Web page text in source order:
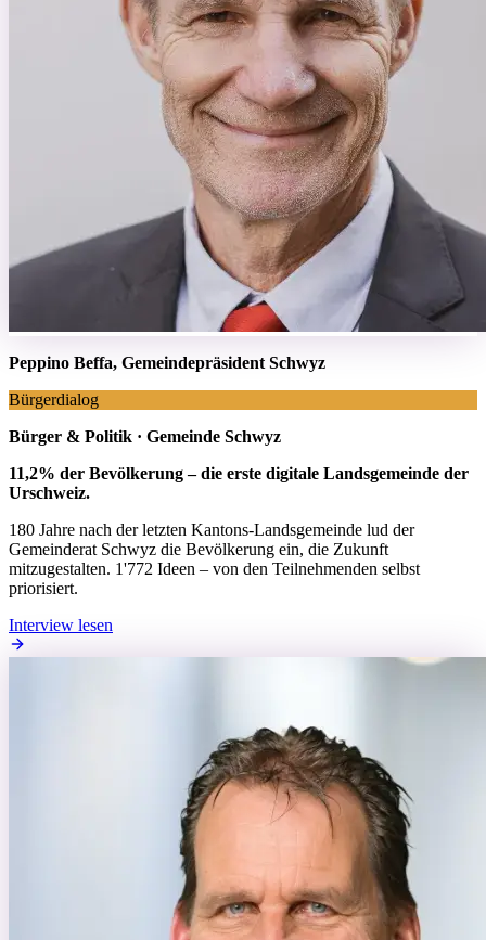
Peppino Beffa, Gemeindepräsident Schwyz
Bürgerdialog
Bürger & Politik · Gemeinde Schwyz
11,2% der Bevölkerung – die erste digitale Landsgemeinde der
Urschweiz.
180 Jahre nach der letzten Kantons-Landsgemeinde lud der
Gemeinderat Schwyz die Bevölkerung ein, die Zukunft
mitzugestalten. 1'772 Ideen – von den Teilnehmenden selbst
priorisiert.
Interview lesen